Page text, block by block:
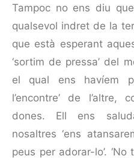
Tampoc no ens diu
qualsevol indret de la
que està esperant
‘sortim de pressa’ del
el qual ens havíem
l’encontre’ de
dones. Ell ens
nosaltres ‘ens
peus per adorar-lo’.